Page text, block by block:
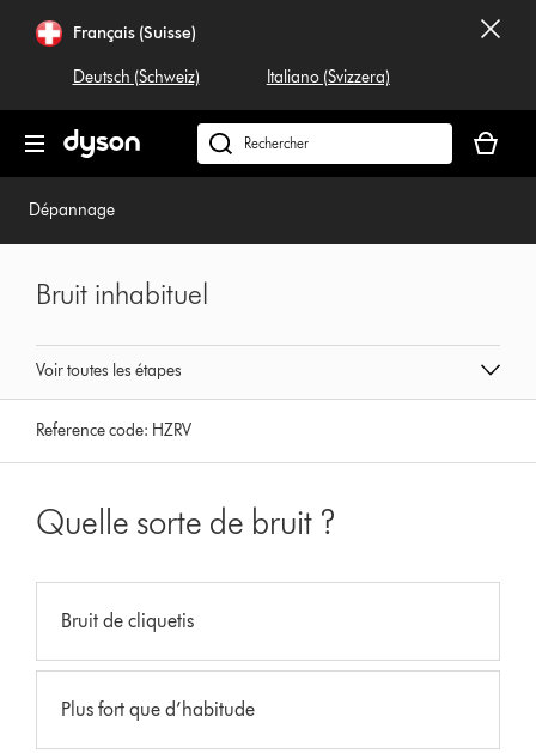
Français (Suisse)
Deutsch (Schweiz) Italiano (Svizzera)
Rechercher
dyson.ch
panier
est
Dépannage
Voir toutes les étapes
Bruit inhabituel
Reference code: HZRV
Quelle sorte de bruit ?
Bruit de cliquetis
Plus fort que d’habitude